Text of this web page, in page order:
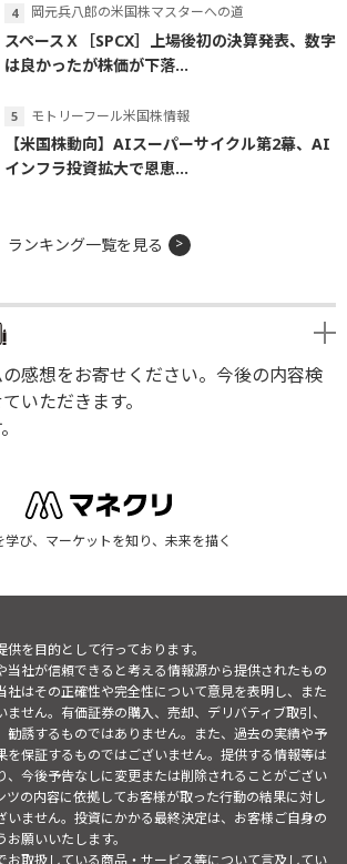
岡元兵八郎の米国株マスターへの道
スペースＸ［SPCX］上場後初の決算発表、数字
は良かったが株価が下落...
モトリーフール米国株情報
【米国株動向】AIスーパーサイクル第2幕、AI
インフラ投資拡大で恩恵...
ランキング一覧を見る
感想をお寄せください。今後の内容検
いただきます。
学び、マーケットを知り、未来を描く
を目的として行っております。
当社が信頼できると考える情報源から提供されたもの
社はその正確性や完全性について意見を表明し、また
せん。有価証券の購入、売却、デリバティブ取引、
勧誘するものではありません。また、過去の実績や予
を保証するものではございません。提供する情報等は
、今後予告なしに変更または削除されることがござい
ツの内容に依拠してお客様が取った行動の結果に対し
いません。投資にかかる最終決定は、お客様ご自身の
願いいたします。